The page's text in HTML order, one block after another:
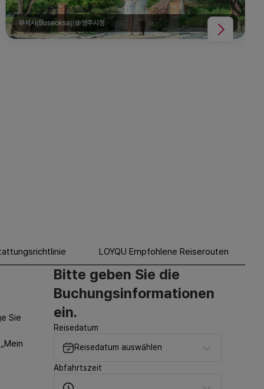
부석사(Buseoksa)|@영주시청
LOYQU Empfohlene Reiserouten
Sie
Bitte geben Sie die
Buchungsinformationen
ein.
Reisedatum
Reisedatum auswählen
Abfahrtszeit